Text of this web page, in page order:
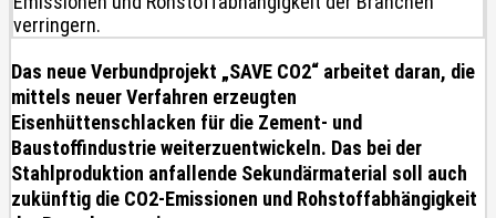
verringern.
Das neue Verbundprojekt „SAVE CO2“ arbeitet daran, die
mittels neuer Verfahren erzeugten
Eisenhüttenschlacken für die Zement- und
Baustoffindustrie weiterzuentwickeln. Das bei der
Stahlproduktion anfallende Sekundärmaterial soll auch
zukünftig die CO2-Emissionen und Rohstoffabhängigkeit